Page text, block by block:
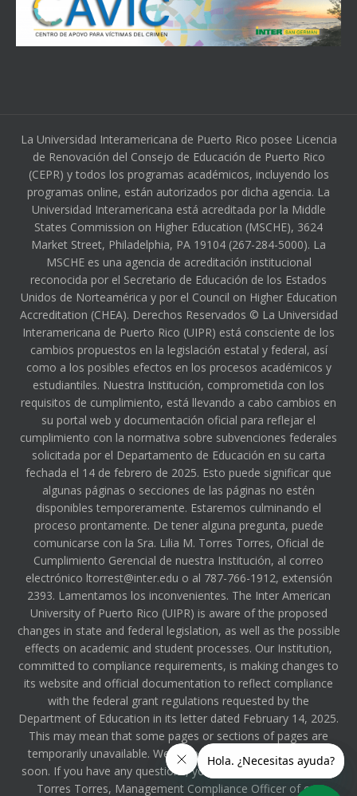
La Universidad Interamericana de Puerto Rico posee Licencia
de Renovación del Consejo de Educación de Puerto Rico
(CEPR) y todos los programas académicos, incluyendo los
programas online, están autorizados por dicha agencia. La
Universidad Interamericana está acreditada por la Middle
States Commission on Higher Education (MSCHE), 3624
Market Street, Philadelphia, PA 19104 (267-284-5000). La
MSCHE es una agencia de acreditación institucional
reconocida por el Secretario de Educación de los Estados
Unidos de Norteamérica y por el Council on Higher Education
Accreditation (CHEA). Derechos Reservados © La Universidad
Interamericana de Puerto Rico (UIPR) está consciente de los
cambios propuestos en la legislación estatal y federal, así
como a los posibles efectos en los procesos académicos y
estudiantiles. Nuestra Institución, comprometida con los
requisitos de cumplimiento, está llevando a cabo cambios en
su portal web y documentación oficial para reflejar el
cumplimiento con la normativa sobre subvenciones federales
solicitada por el Departamento de Educación en su carta
fechada el 14 de febrero de 2025. Esto puede significar que
algunas páginas o secciones de las páginas no estén
disponibles temporeramente. Estaremos culminando el
proceso prontamente. De tener alguna pregunta, puede
comunicarse con la Sra. Lilia M. Torres Torres, Oficial de
Cumplimiento Gerencial de nuestra Institución, al correo
electrónico ltorrest@inter.edu o al 787-766-1912, extensión
2393. Lamentamos los inconvenientes. The Inter American
University of Puerto Rico (UIPR) is aware of the proposed
changes in state and federal legislation, as well as the possible
effects on academic and student processes. Our Institution,
committed to compliance requirements, is making changes to
its website and official documentation to reflect compliance
with the federal grant regulations requested by the
Department of Education in its letter dated February 14, 2025.
This may mean that some pages or sections of pages are
temporarily unavailable. We will be completing the process
soon. If you have any questions, you can contact Ms. Lilia M.
Torres Torres, Management Compliance Officer of our